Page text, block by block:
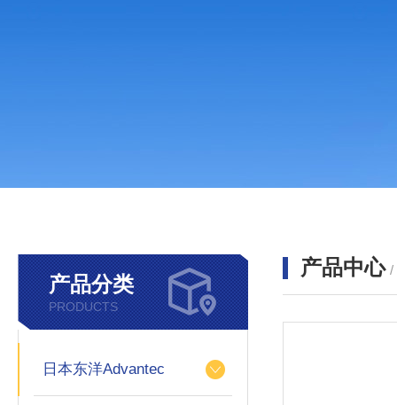
产品分类
PRODUCTS
日本东洋Advantec
产品中心 /